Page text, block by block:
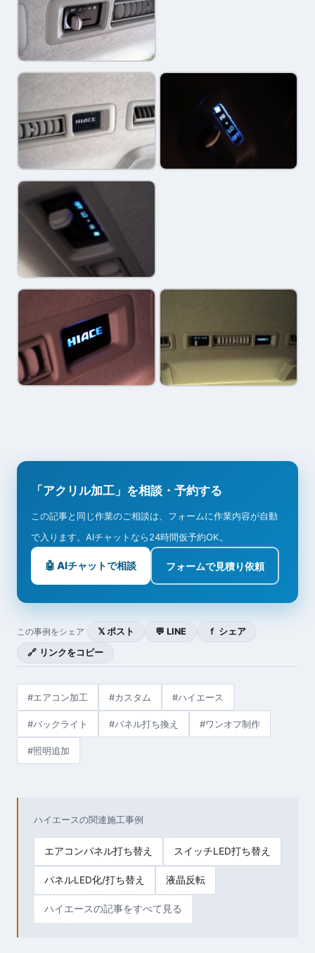
「アクリル加工」を相談・予約する
この記事と同じ作業のご相談は、フォームに作業内容が自動
で入ります。AIチャットなら24時間仮予約OK。
🤖 AIチャットで相談 フォームで見積り依頼
この事例をシェア 𝕏 ポスト 💬 LINE
ｆ シェア
🔗 リンクをコピー
#エアコン加工 #カスタム #ハイエース
#バックライト #パネル打ち換え #ワンオフ制作
#照明追加
ハイエースの関連施工事例
エアコンパネル打ち替え スイッチLED打ち替え
パネルLED化/打ち替え 液晶反転
ハイエースの記事をすべて見る